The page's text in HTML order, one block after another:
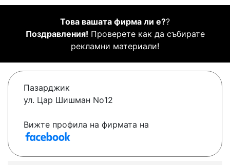
Това вашата фирма ли е??
Поздравления! Проверете как да събирате
рекламни материали!
Пазарджик
ул. Цар Шишман No12
Вижте профила на фирмата на